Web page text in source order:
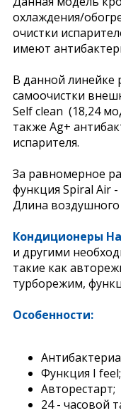
охлаждения/
очистки
имеют
В данной линейке
самоочистки
Self clean (18,24
также Ag+
испарителя.
За равномерное
функция Spiral Air
Длина воздушного
Кондиционеры
и другими
такие как
турборежим,
Особенности:
Функция I
Авторестарт;
24 - часовой